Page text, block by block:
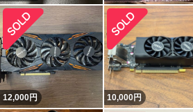
12,000円 10,000円